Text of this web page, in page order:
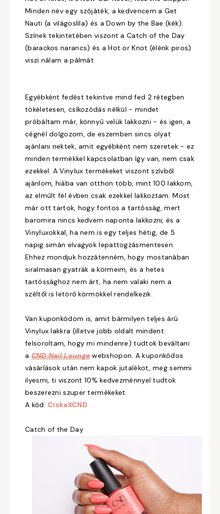
Minden név egy szójáték, a kedvencem a Get
Nauti (a világoslila) és a Down by the Bae (kék).
Színek tekintetében viszont a Catch of the Day
(barackos narancs) és a Hot or Knot (élénk piros)
viszi nálam a pálmát.
Egyébként fedést tekintve mind fed 2 rétegben
tökéletesen, csíkozódás nélkül - mindet
próbáltam már, könnyű velük lakkozni - és igen, a
cégnél dolgozom, de eszemben sincs olyat
ajánlani nektek, amit egyébként nem szeretek - ez
minden termékkel kapcsolatban így van, nem csak
ezekkel. A Vinylux termékeket viszont szívből
ajánlom, hiába van otthon több, mint 100 lakkom,
az elmúlt fél évben csak ezekkel lakkoztam. Most
már ott tartok, hogy fontos a tartósság, mert
baromira nincs kedvem naponta lakkozni, és a
Vinyluxokkal, ha nem is egy teljes hétig, de 5
napig simán elvagyok lepattogzásmentesen.
Ehhez mondjuk hozzátenném, hogy mostanában
siralmasan gyatrák a körmeim, és a hetes
tartóssághoz nem árt, ha nem valaki nem a
széltől is letörő körmökkel rendelkezik.
Van kuponkódom is, amit bármilyen teljes árú
Vinylux lakkra (illetve jobb oldalt mindent
felsoroltam, hogy mi mindenre) tudtok beváltani
a CND Nail Lounge webshopon. A kuponkódos
vásárlások után nem kapok jutalékot, meg semmi
ilyesmi, ti viszont 10% kedvezménnyel tudtok
beszerezni szuper termékeket.
A kód: CiskaXCND
Catch of the Day